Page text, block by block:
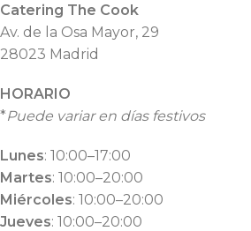
Catering The Cook
Av. de la Osa Mayor, 29
28023 Madrid
HORARIO
*Puede variar en días festivos
Lunes: 10:00–17:00
Martes: 10:00–20:00
Miércoles: 10:00–20:00
Jueves: 10:00–20:00